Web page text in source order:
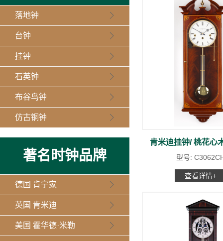
落地钟
台钟
挂钟
石英钟
布谷鸟钟
仿古铜钟
著名时钟品牌
德国 肯宁家
英国 肯米迪
美国 霍华德·米勒
肯米迪挂钟/ 桃花心
型号:
查看详情+